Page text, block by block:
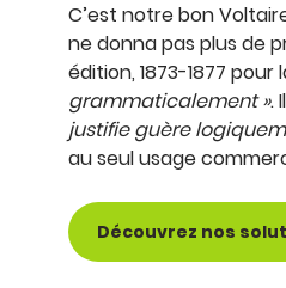
C’est notre bon
ne donna pas plus de
édition, 1873-1877
grammaticalement ».
justifie guère
au seul usage
Découvrez nos